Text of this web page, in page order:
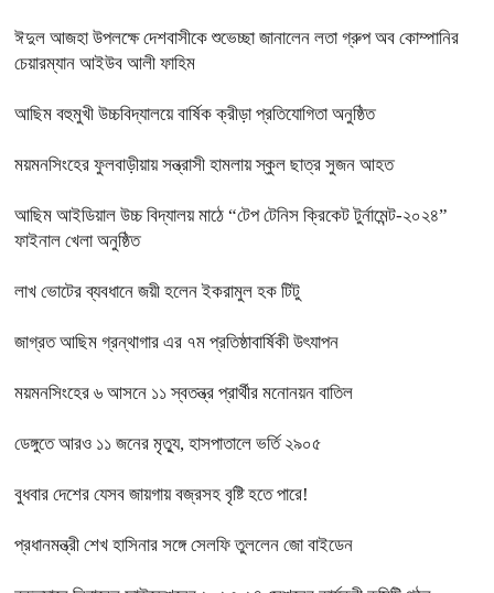
ঈদুল আজহা উপলক্ষে দেশবাসীকে শুভেচ্ছা জানালেন লতা গ্রুপ অব কোম্পানির
চেয়ারম্যান আইউব আলী ফাহিম
আছিম বহুমুখী উচ্চবিদ্যালয়ে বার্ষিক ক্রীড়া প্রতিযোগিতা অনুষ্ঠিত
ময়মনসিংহের ফুলবাড়ীয়ায় সন্ত্রাসী হামলায় স্কুল ছাত্র সুজন আহত
আছিম আইডিয়াল উচ্চ বিদ্যালয় মাঠে “টেপ টেনিস ক্রিকেট টুর্নামেন্ট-২০২৪”
ফাইনাল খেলা অনুষ্ঠিত
লাখ ভোটের ব্যবধানে জয়ী হলেন ইকরামুল হক টিটু
জাগ্রত আছিম গ্রন্থাগার এর ৭ম প্রতিষ্ঠাবার্ষিকী উৎযাপন
ময়মনসিংহের ৬ আসনে ১১ স্বতন্ত্র প্রার্থীর মনোনয়ন বাতিল
ডেঙ্গুতে আরও ১১ জনের মৃত্যু, হাসপাতালে ভর্তি ২৯০৫
বুধবার দেশের যেসব জায়গায় বজ্রসহ বৃষ্টি হতে পারে!
প্রধানমন্ত্রী শেখ হাসিনার সঙ্গে সেলফি তুললেন জো বাইডেন